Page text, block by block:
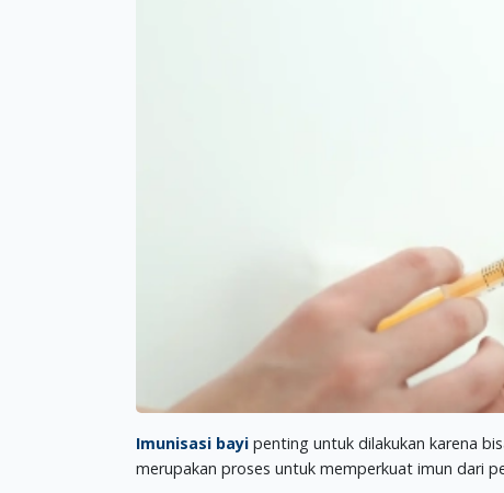
Imunisasi bayi penting untuk dilakukan karena
merupakan proses untuk memperkuat imun dari